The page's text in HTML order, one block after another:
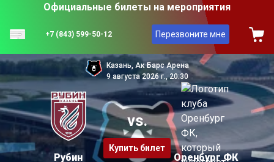
Официальные билеты на мероприятия
+7 (843) 599-50-12 Перезвоните мне
Казань, Ак Барс Арена
9 августа 2026 г., 20:30
Рубин
vs.
Купить билет
Оренбург ФК